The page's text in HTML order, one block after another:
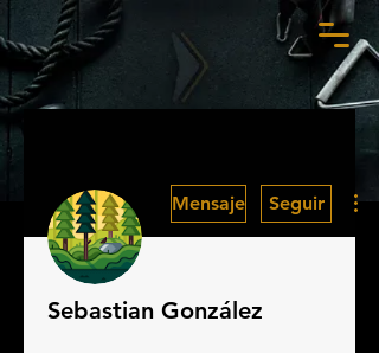
Mensaje Seguir
Sebastian González